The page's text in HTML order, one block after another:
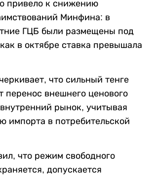
привело к снижению
Минфина: в
ГЦБ были размещены под
в октябре ставка превышала
что сильный тенге
перенос внешнего ценового
рынок, учитывая
импорта в потребительской
что режим свободного
допускается